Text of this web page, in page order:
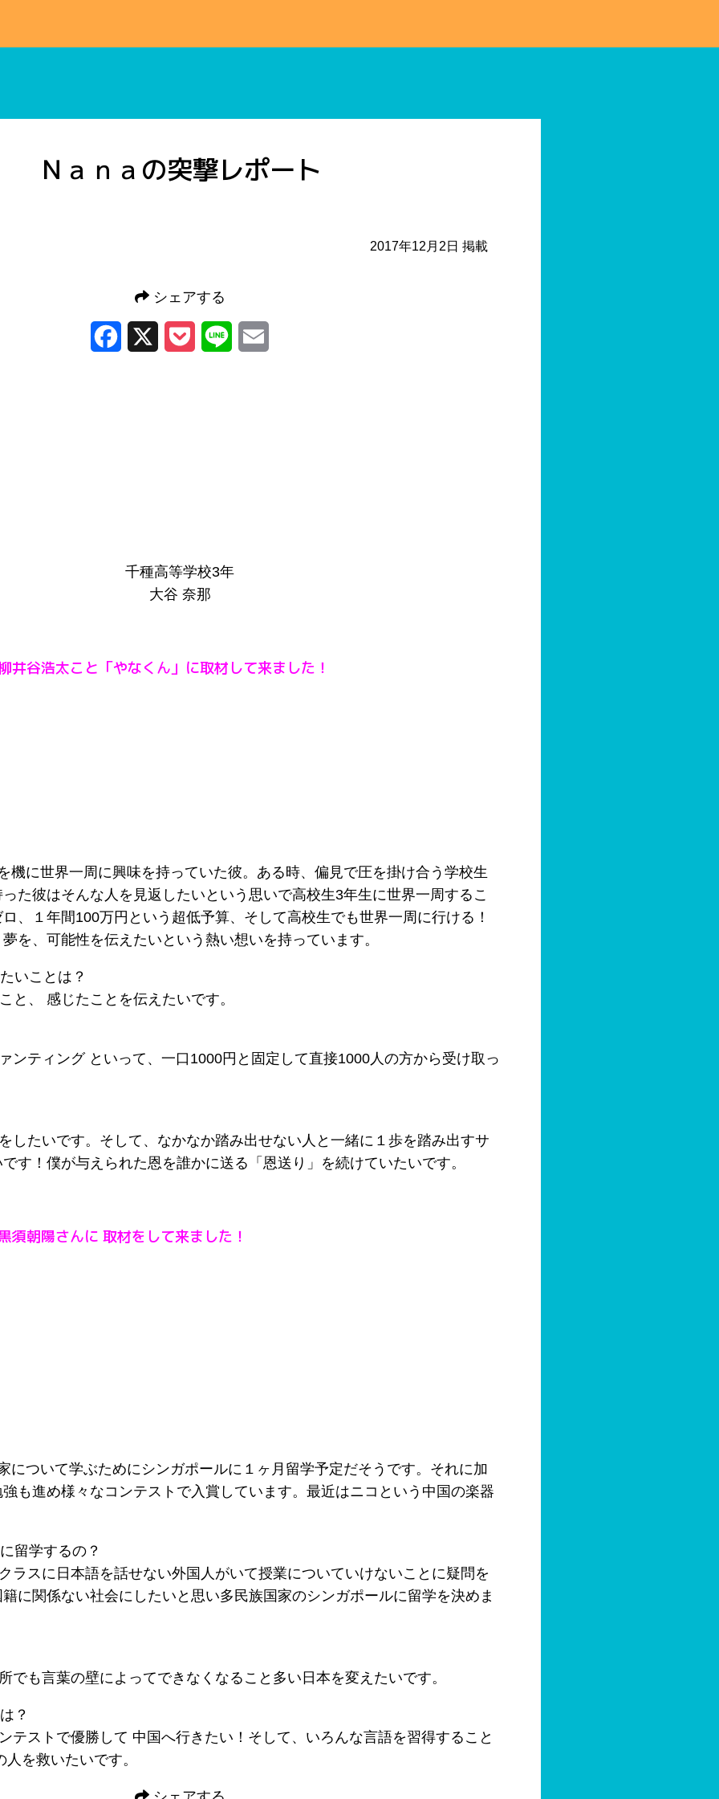
Ｎａｎａの突撃レポート
2017年12月2日 掲載
シェアする
Facebook Pocket Line
千種高等学校3年
大谷 奈那
井谷浩太こと「やなくん」に取材して来ました！
機に世界一周に興味を持っていた彼。ある時、偏見で圧を掛け合う学校生
た彼はそんな人を見返したいという思いで高校生3年生に世界一周するこ
、１年間100万円という超低予算、そして高校生でも世界一周に行ける！
を、可能性を伝えたいという熱い想いを持っています。
いことは？
と、 感じたことを伝えたいです。
ンティング といって、一口1000円と固定して直接1000人の方から受け取っ
したいです。そして、なかなか踏み出せない人と一緒に１歩を踏み出すサ
す！僕が与えられた恩を誰かに送る「恩送り」を続けていたいです。
須朝陽さんに 取材をして来ました！
について学ぶためにシンガポールに１ヶ月留学予定だそうです。それに加
も進め様々なコンテストで入賞しています。最近はニコという中国の楽器
留学するの？
ラスに日本語を話せない外国人がいて授業についていけないことに疑問を
に関係ない社会にしたいと思い多民族国家のシンガポールに留学を決めま
でも言葉の壁によってできなくなること多い日本を変えたいです。
？
テストで優勝して 中国へ行きたい！そして、いろんな言語を習得すること
を救いたいです。